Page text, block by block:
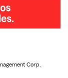
Corp.